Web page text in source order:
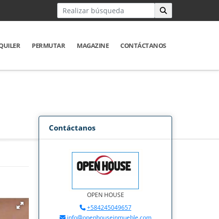
PERMUTAR MAGAZINE CONTÁCTANOS
Contáctanos
OPEN HOUSE
+584245049657
info@openhouseinmueble.com